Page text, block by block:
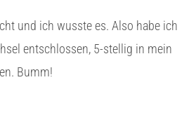
und ich wusste es. Also habe ich
entschlossen, 5-stellig in mein
Bumm!